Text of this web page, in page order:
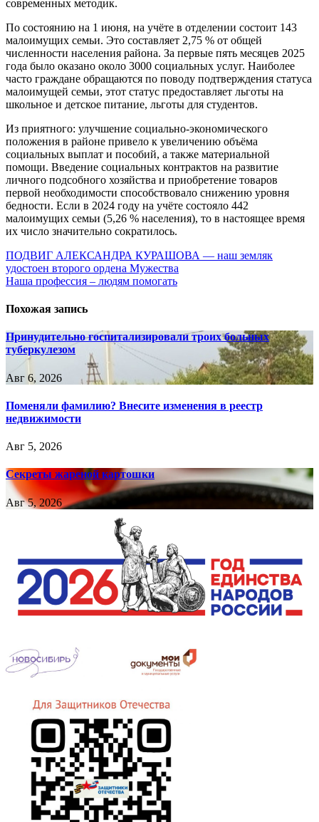
современных методик.
По состоянию на 1 июня, на учёте в отделении состоит 143
малоимущих семьи. Это составляет 2,75 % от общей
численности населения района. За первые пять месяцев 2025
года было оказано около 3000 социальных услуг. Наиболее
часто граждане обращаются по поводу подтверждения статуса
малоимущей семьи, этот статус предоставляет льготы на
школьное и детское питание, льготы для студентов.
Из приятного: улучшение социально-экономического
положения в районе привело к увеличению объёма
социальных выплат и пособий, а также материальной
помощи. Введение социальных контрактов на развитие
личного подсобного хозяйства и приобретение товаров
первой необходимости способствовало снижению уровня
бедности. Если в 2024 году на учёте состояло 442
малоимущих семьи (5,26 % населения), то в настоящее время
их число значительно сократилось.
Навигация
по
ПОДВИГ АЛЕКСАНДРА КУРАШОВА — наш земляк
удостоен второго ордена Мужества
Наша профессия – людям помогать
Похожая запись
Принудительно госпитализировали троих больных
туберкулезом
Авг 6, 2026
Поменяли фамилию? Внесите изменения в реестр
недвижимости
Авг 5, 2026
Секреты жареной картошки
Авг 5, 2026